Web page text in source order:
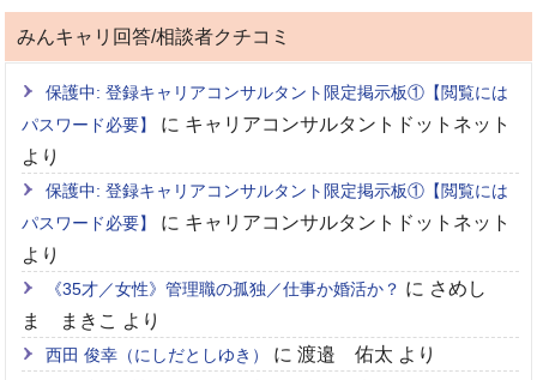
みんキャリ回答/相談者クチコミ
保護中: 登録キャリアコンサルタント限定掲示板①【閲覧には
パスワード必要】
に キャリアコンサルタントドットネット
より
保護中: 登録キャリアコンサルタント限定掲示板①【閲覧には
パスワード必要】
に キャリアコンサルタントドットネット
より
《35才／女性》管理職の孤独／仕事か婚活か？ に さめし
ま まきこ より
西田 俊幸（にしだとしゆき） に渡邉 佑太 より